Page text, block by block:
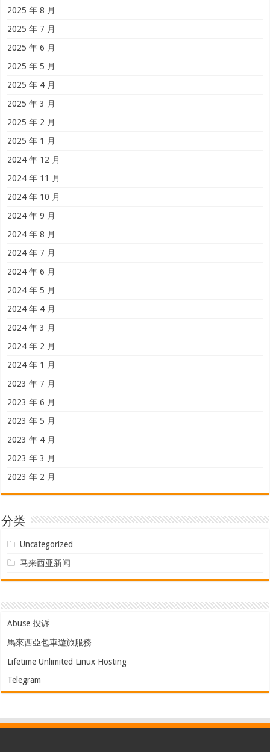
2025 年 8 月
2025 年 7 月
2025 年 6 月
2025 年 5 月
2025 年 4 月
2025 年 3 月
2025 年 2 月
2025 年 1 月
2024 年 12 月
2024 年 11 月
2024 年 10 月
2024 年 9 月
2024 年 8 月
2024 年 7 月
2024 年 6 月
2024 年 5 月
2024 年 4 月
2024 年 3 月
2024 年 2 月
2024 年 1 月
2023 年 7 月
2023 年 6 月
2023 年 5 月
2023 年 4 月
2023 年 3 月
2023 年 2 月
分类
Uncategorized
马来西亚新闻
Abuse 投诉
馬來西亞包車遊旅服務
Lifetime Unlimited Linux Hosting
Telegram